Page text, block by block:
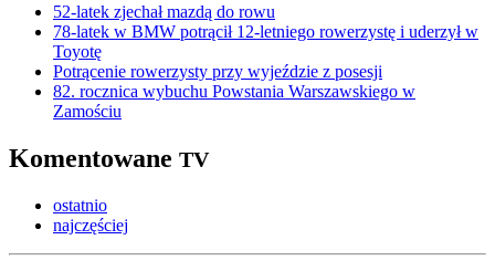
52-latek zjechał mazdą do rowu
78-latek w BMW potrącił 12-letniego rowerzystę i uderzył w
Toyotę
Potrącenie rowerzysty przy wyjeździe z posesji
82. rocznica wybuchu Powstania Warszawskiego w
Zamościu
Komentowane TV
ostatnio
najczęściej